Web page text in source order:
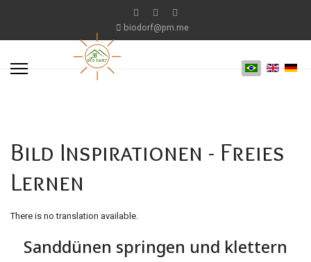
biodorf@pm.me
Bild Inspirationen - Freies
Lernen
There is no translation available.
Sanddünen springen und klettern